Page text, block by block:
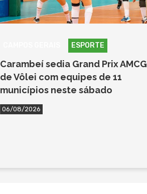
ESPORTE
Carambeí sedia Grand Prix AMCG
de Vôlei com equipes de 11
municípios neste sábado
06/08/2026